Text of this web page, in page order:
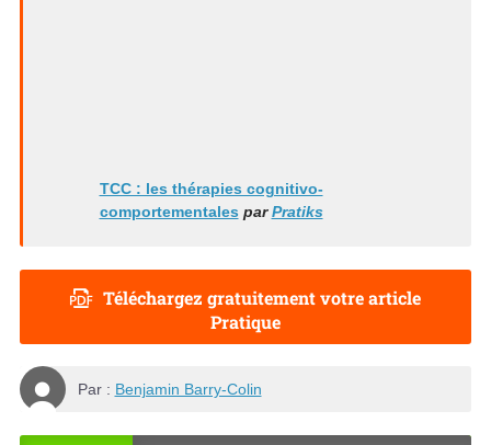
TCC : les thérapies cognitivo-
comportementales parPratiks
Téléchargez gratuitement votre article
Pratique
Par : Benjamin Barry-Colin